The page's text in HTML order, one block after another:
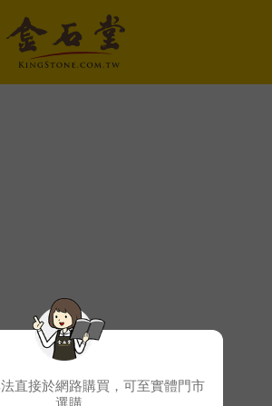
直接於網路購買，可至實體門市
選購